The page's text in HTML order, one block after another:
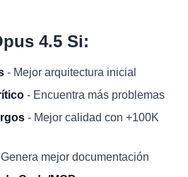
4.5 Si:
- Mejor arquitectura inicial
- Encuentra más problemas
- Mejor calidad con +100K
mejor documentación